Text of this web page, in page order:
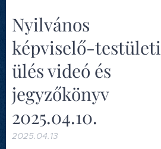
Nyilvános
képviselő-testületi
ülés videó és
jegyzőkönyv
2025.04.10.
2025.04.13